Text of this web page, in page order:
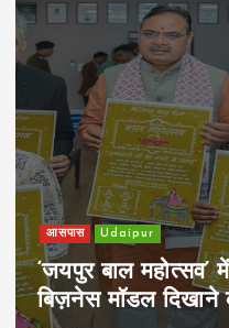
आसपास Udaipur
‘जयपुर बाल महोत्सव’
बिज़नेस मॉडल दिखाने